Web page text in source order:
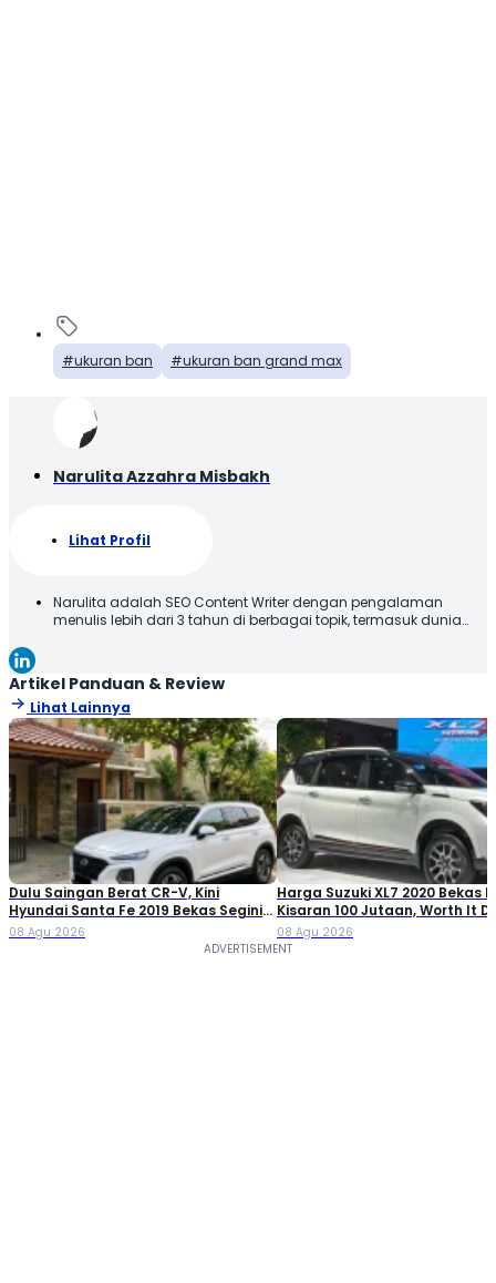
ukuran ban ukuran ban grand max
Narulita Azzahra Misbakh
Lihat Profil
Narulita adalah SEO Content Writer dengan pengalaman
menulis lebih dari 3 tahun di berbagai topik, termasuk dunia
kepada para pembaca. Terima kasih telah membaca karya
tulis saya, semoga tulisan ini bisa bermanfaat!
Artikel Panduan & Review
Lihat Lainnya
Dulu Saingan Berat CR-V, Kini
Hyundai Santa Fe 2019 Bekas Segini
Harganya
08 Agu 2026
Harga Suzuki XL7 2020 Bekas
Kisaran 100 Jutaan, Worth It
08 Agu 2026